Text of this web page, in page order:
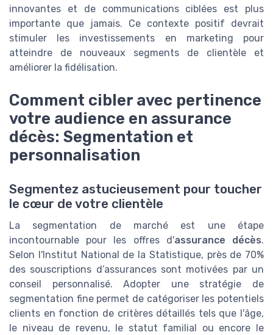
innovantes et de communications ciblées est plus
importante que jamais. Ce contexte positif devrait
stimuler les investissements en marketing pour
atteindre de nouveaux segments de clientèle et
améliorer la fidélisation.
Comment cibler avec pertinence
votre audience en assurance
décès: Segmentation et
personnalisation
Segmentez astucieusement pour toucher
le cœur de votre clientèle
La segmentation de marché est une étape
incontournable pour les offres d'assurance décès.
Selon l'Institut National de la Statistique, près de 70%
des souscriptions d’assurances sont motivées par un
conseil personnalisé. Adopter une stratégie de
segmentation fine permet de catégoriser les potentiels
clients en fonction de critères détaillés tels que l'âge,
le niveau de revenu, le statut familial ou encore le